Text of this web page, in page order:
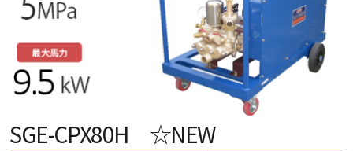
SGE-CPX80H ☆NEW